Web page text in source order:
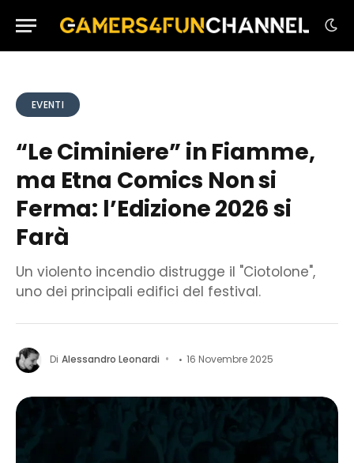
EVENTI
“Le Ciminiere” in Fiamme,
ma Etna Comics Non si
Ferma: l’Edizione 2026 si
Farà
Un violento incendio distrugge il "Ciotolone",
uno dei principali edifici del festival.
Di Alessandro Leonardi 16 Novembre 2025